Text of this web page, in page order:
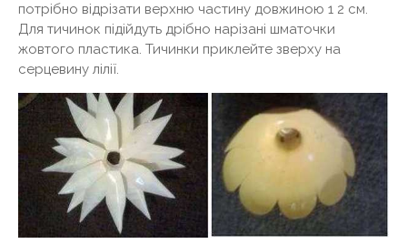
потрібно відрізати верхню частину довжиною 1 2 см.
Для тичинок підійдуть дрібно нарізані шматочки
жовтого пластика. Тичинки приклейте зверху на
серцевину лілії.